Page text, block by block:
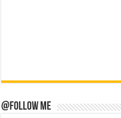
@Follow Me